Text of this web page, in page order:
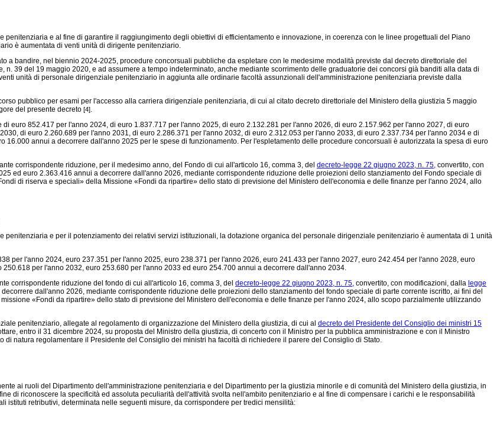
e al fine di garantire il raggiungimento degli obiettivi di efficientamento e innovazione, in coerenza con le linee progettuali del Piano
è aumentata di venti unità di dirigente penitenziario.
bandire, nel biennio 2024-2025, procedure concorsuali pubbliche da espletare con le medesime modalità previste dal decreto direttoriale del
39 del 19 maggio 2020, e ad assumere a tempo indeterminato, anche mediante scorrimento delle graduatorie dei concorsi già banditi alla data di
unità di personale dirigenziale penitenziario in aggiunta alle ordinarie facoltà assunzionali dell'amministrazione penitenziaria previste dalla
pubblico per esami per l'accesso alla carriera dirigenziale penitenziaria, di cui al citato decreto direttoriale del Ministero della giustizia 5 maggio
del presente decreto [4].
euro 852.417 per l'anno 2024, di euro 1.837.717 per l'anno 2025, di euro 2.132.281 per l'anno 2026, di euro 2.157.962 per l'anno 2027, di euro
di euro 2.260.689 per l'anno 2031, di euro 2.286.371 per l'anno 2032, di euro 2.312.053 per l'anno 2033, di euro 2.337.734 per l'anno 2034 e di
annui a decorrere dall'anno 2025 per le spese di funzionamento. Per l'espletamento delle procedure concorsuali è autorizzata la spesa di euro
corrispondente riduzione, per il medesimo anno, del Fondo di cui all'articolo 16, comma 3, del decreto-legge 22 giugno 2023, n. 75, convertito, con
ed euro 2.363.416 annui a decorrere dall'anno 2026, mediante corrispondente riduzione delle proiezioni dello stanziamento del Fondo speciale di
di riserva e speciali» della Missione «Fondi da ripartire» dello stato di previsione del Ministero dell'economia e delle finanze per l'anno 2024, allo
e per il potenziamento dei relativi servizi istituzionali, la dotazione organica del personale dirigenziale penitenziario è aumentata di 1 unità
per l'anno 2024, euro 237.351 per l'anno 2025, euro 238.371 per l'anno 2026, euro 241.433 per l'anno 2027, euro 242.454 per l'anno 2028, euro
per l'anno 2032, euro 253.680 per l'anno 2033 ed euro 254.700 annui a decorrere dall'anno 2034.
corrispondente riduzione del fondo di cui all'articolo 16, comma 3, del decreto-legge 22 giugno 2023, n. 75, convertito, con modificazioni, dalla legge
dall'anno 2026, mediante corrispondente riduzione delle proiezioni dello stanziamento del fondo speciale di parte corrente iscritto, ai fini del
«Fondi da ripartire» dello stato di previsione del Ministero dell'economia e delle finanze per l'anno 2024, allo scopo parzialmente utilizzando
penitenziario, allegate al regolamento di organizzazione del Ministero della giustizia, di cui al decreto del Presidente del Consiglio dei ministri 15
entro il 31 dicembre 2024, su proposta del Ministro della giustizia, di concerto con il Ministro per la pubblica amministrazione e con il Ministro
natura regolamentare il Presidente del Consiglio dei ministri ha facoltà di richiedere il parere del Consiglio di Stato.
ai ruoli del Dipartimento dell'amministrazione penitenziaria e del Dipartimento per la giustizia minorile e di comunità del Ministero della giustizia, in
di riconoscere la specificità ed assoluta peculiarità dell'attività svolta nell'ambito penitenziario e al fine di compensare i carichi e le responsabilità
retributivi, determinata nelle seguenti misure, da corrispondere per tredici mensilità: